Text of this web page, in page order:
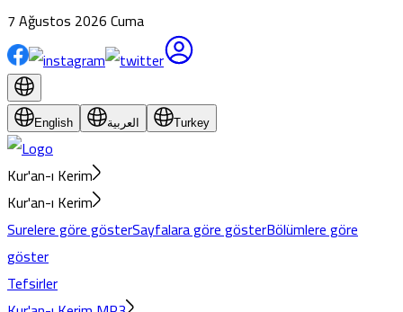
7 Ağustos 2026 Cuma
English العربية Turkey
Kur'an-ı Kerim
Kur'an-ı Kerim
Surelere göre gösterSayfalara göre gösterBölümlere göre
göster
Tefsirler